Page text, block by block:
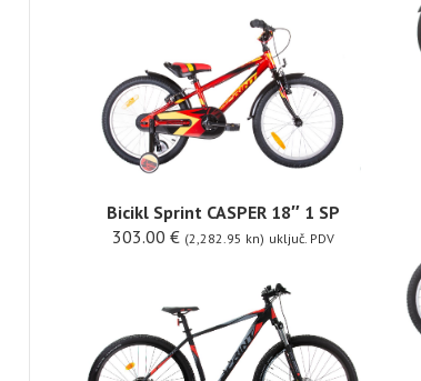
Bicikl Sprint CASPER 18″ 1 SP
303.00 € (2,282.95 kn) uključ. PDV